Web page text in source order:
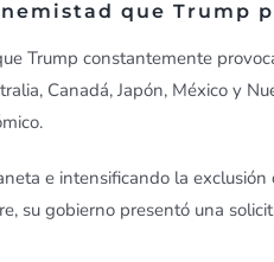
que Trump
Trump constantemente
Canadá, Japón, México y
e intensificando la exclusión
su gobierno presentó una